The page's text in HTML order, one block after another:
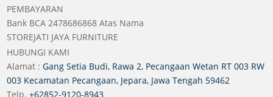
PEMBAYARAN
Bank BCA 2478686868 Atas Nama
STOREJATI JAYA FURNITURE
HUBUNGI KAMI
Alamat :Gang Setia Budi, Rawa 2, Pecangaan Wetan RT 003 RW
003 Kecamatan Pecangaan, Jepara, Jawa Tengah 59462
Telp.+62852-9120-8943